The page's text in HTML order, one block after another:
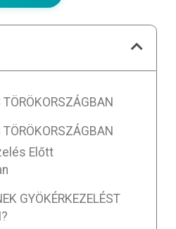
TÖRÖKORSZÁGBAN
TÖRÖKORSZÁGBAN
Előtt
GYÖKÉRKEZELÉST